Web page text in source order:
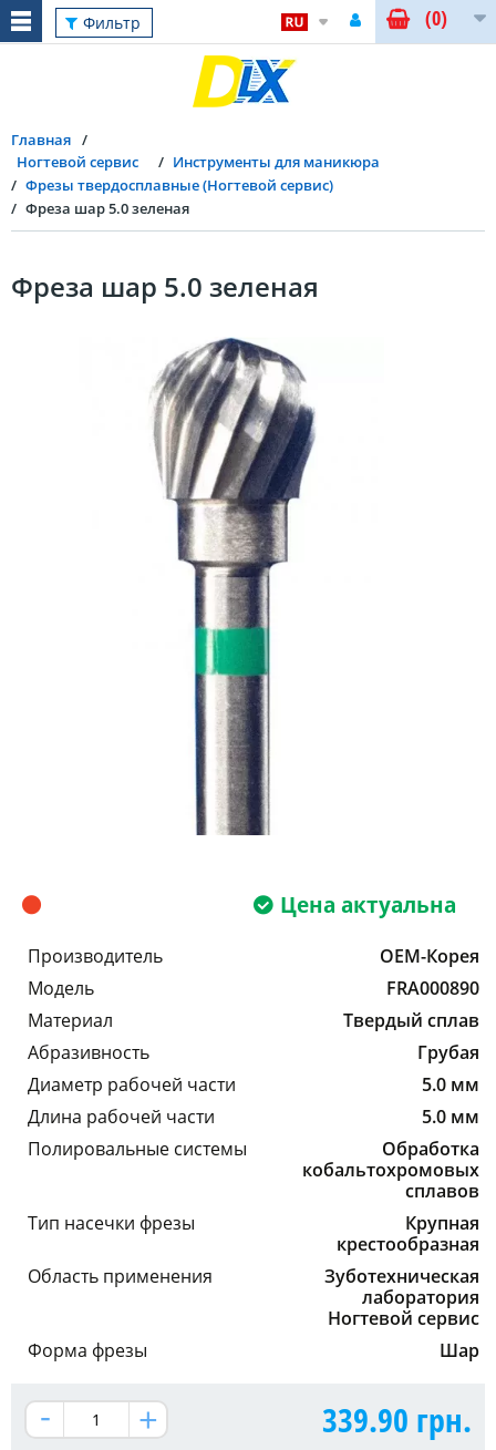
Фильтр (0)
Главная
Ногтевой сервис
Инструменты для маникюра
Фрезы твердосплавные (Ногтевой сервис)
Фреза шар 5.0 зеленая
Фреза шар 5.0 зеленая
Цена актуальна
Производитель
OEM-Корея
Модель
FRA000890
Материал
Твердый сплав
Абразивность
Грубая
Диаметр рабочей части
5.0 мм
Длина рабочей части
5.0 мм
Полировальные системы
Обработка
кобальтохромовых
сплавов
Тип насечки фрезы
Крупная
крестообразная
Область применения
Зуботехническая
лаборатория
Ногтевой сервис
Форма фрезы
Шар
339.90 грн.